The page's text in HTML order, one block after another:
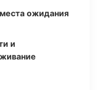
ожидания
и